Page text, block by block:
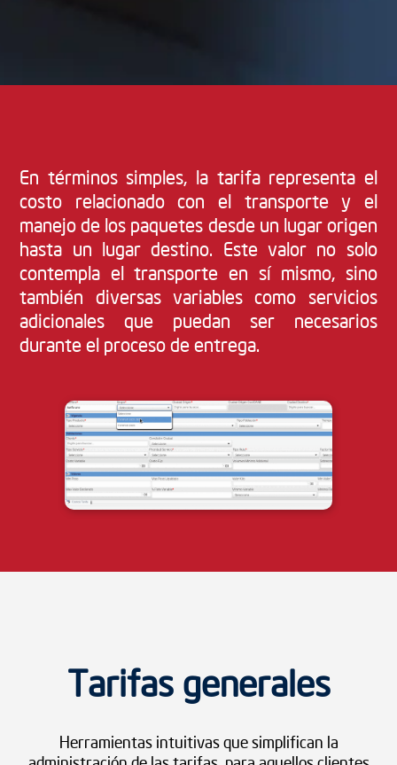
En términos simples, la tarifa representa el
costo relacionado con el transporte y el
manejo de los paquetes desde un lugar origen
hasta un lugar destino. Este valor no solo
contempla el transporte en sí mismo, sino
también diversas variables como servicios
adicionales que puedan ser necesarios
durante el proceso de entrega.
Tarifas generales
Herramientas intuitivas que simplifican la